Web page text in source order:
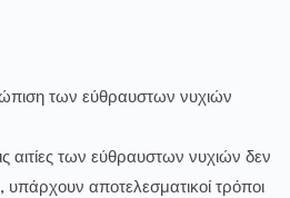
των εύθραυστων νυχιών
αιτίες των εύθραυστων νυχιών δεν
αποτελεσματικοί τρόποι